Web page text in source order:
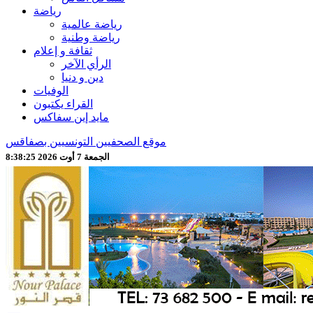
رياضة
رياضة عالمية
رياضة وطنية
ثقافة و إعلام
الرأي الآخر
دين و دنيا
الوفيات
القراء يكتبون
مايد إين سفاكس
موقع الصحفيين التونسيين بصفاقس
الجمعة 7 أوت 2026 8:38:27